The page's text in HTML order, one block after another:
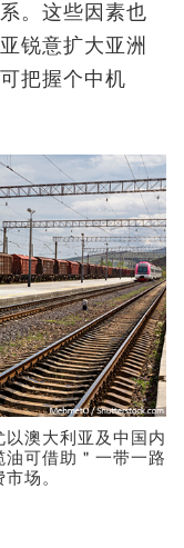
。这些因素也
锐意扩大亚洲
把握个中机
澳大利亚及中国内
可借助＂一带一路
场。